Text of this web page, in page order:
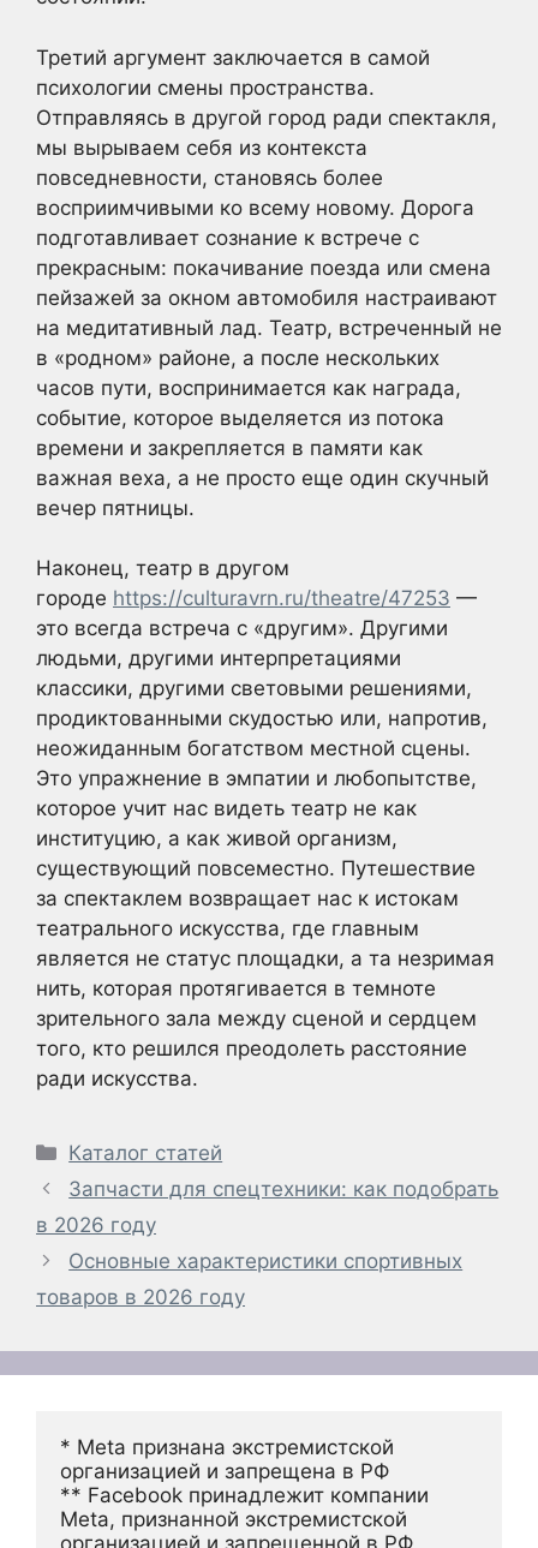
Третий аргумент заключается в самой
психологии смены пространства.
Отправляясь в другой город ради спектакля,
мы вырываем себя из контекста
повседневности, становясь более
восприимчивыми ко всему новому. Дорога
подготавливает сознание к встрече с
прекрасным: покачивание поезда или смена
пейзажей за окном автомобиля настраивают
на медитативный лад. Театр, встреченный не
в «родном» районе, а после нескольких
часов пути, воспринимается как награда,
событие, которое выделяется из потока
времени и закрепляется в памяти как
важная веха, а не просто еще один скучный
вечер пятницы.
Наконец, театр в другом
городе https://culturavrn.ru/theatre/47253 —
это всегда встреча с «другим». Другими
людьми, другими интерпретациями
классики, другими световыми решениями,
продиктованными скудостью или, напротив,
неожиданным богатством местной сцены.
Это упражнение в эмпатии и любопытстве,
которое учит нас видеть театр не как
институцию, а как живой организм,
существующий повсеместно. Путешествие
за спектаклем возвращает нас к истокам
театрального искусства, где главным
является не статус площадки, а та незримая
нить, которая протягивается в темноте
зрительного зала между сценой и сердцем
того, кто решился преодолеть расстояние
ради искусства.
Рубрики
Каталог статей
Запчасти для спецтехники: как подобрать
в 2026 году
Основные характеристики спортивных
товаров в 2026 году
* Meta признана экстремистской
организацией и запрещена в РФ
** Facebook принадлежит компании
Meta, признанной экстремистской
организацией и запрещенной в РФ